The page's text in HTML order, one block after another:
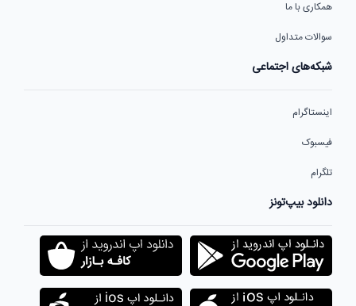
همکاری با ما
سوالات متداول
شبکه‌های اجتماعی
اینستاگرام
فیسبوک
تلگرام
دانلود بیپ‌تونز